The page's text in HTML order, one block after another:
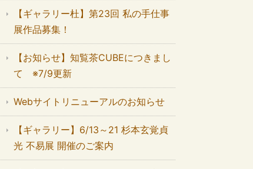
【ギャラリー杜】第23回 私の手仕事
展作品募集！
【お知らせ】知覧茶CUBEにつきまし
て ※7/9更新
Webサイトリニューアルのお知らせ
【ギャラリー】6/13～21 杉本玄覚貞
光 不易展 開催のご案内